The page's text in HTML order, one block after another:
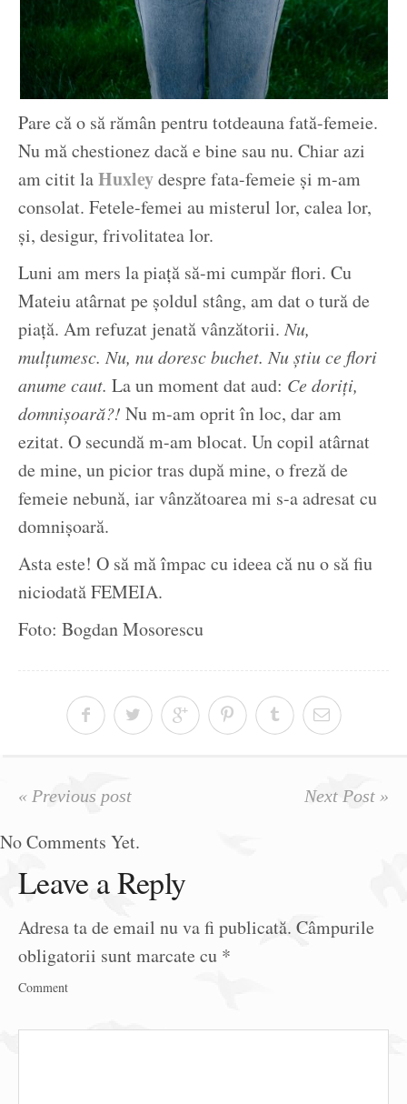
Pare că o să rămân pentru totdeauna fată-femeie.
Nu mă chestionez dacă e bine sau nu. Chiar azi
am citit laHuxleydespre fata-femeie și m-am
consolat. Fetele-femei au misterul lor, calea lor,
și, desigur, frivolitatea lor.
Luni am mers la piață să-mi cumpăr flori. Cu
Mateiu atârnat pe șoldul stâng, am dat o tură de
piață. Am refuzat jenată vânzătorii.Nu,
mulțumesc. Nu, nu doresc buchet. Nu știu ce flori
anume caut. La un moment dat aud: Ce doriți,
domnișoară?! Nu m-am oprit în loc, dar am
ezitat. O secundă m-am blocat. Un copil atârnat
de mine, un picior tras după mine, o freză de
femeie nebună, iar vânzătoarea mi s-a adresat cu
domnișoară.
Asta este! O să mă împac cu ideea că nu o să fiu
niciodată FEMEIA.
Foto: Bogdan Mosorescu
« Previous post Next Post »
No Comments Yet.
Leave a Reply
Adresa ta de email nu va fi publicată. Câmpurile
obligatorii sunt marcate cu *
Comment